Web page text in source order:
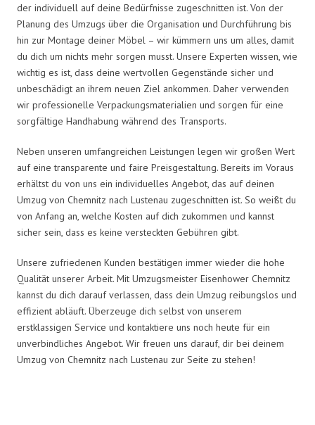
der individuell auf deine Bedürfnisse zugeschnitten ist. Von der
Planung des Umzugs über die Organisation und Durchführung bis
hin zur Montage deiner Möbel – wir kümmern uns um alles, damit
du dich um nichts mehr sorgen musst. Unsere Experten wissen, wie
wichtig es ist, dass deine wertvollen Gegenstände sicher und
unbeschädigt an ihrem neuen Ziel ankommen. Daher verwenden
wir professionelle Verpackungsmaterialien und sorgen für eine
sorgfältige Handhabung während des Transports.
Neben unseren umfangreichen Leistungen legen wir großen Wert
auf eine transparente und faire Preisgestaltung. Bereits im Voraus
erhältst du von uns ein individuelles Angebot, das auf deinen
Umzug von Chemnitz nach Lustenau zugeschnitten ist. So weißt du
von Anfang an, welche Kosten auf dich zukommen und kannst
sicher sein, dass es keine versteckten Gebühren gibt.
Unsere zufriedenen Kunden bestätigen immer wieder die hohe
Qualität unserer Arbeit. Mit Umzugsmeister Eisenhower Chemnitz
kannst du dich darauf verlassen, dass dein Umzug reibungslos und
effizient abläuft. Überzeuge dich selbst von unserem
erstklassigen Service und kontaktiere uns noch heute für ein
unverbindliches Angebot. Wir freuen uns darauf, dir bei deinem
Umzug von Chemnitz nach Lustenau zur Seite zu stehen!